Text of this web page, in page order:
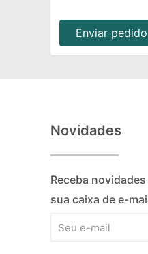
Enviar pedido
Novidades
Receba
sua caixa de e-